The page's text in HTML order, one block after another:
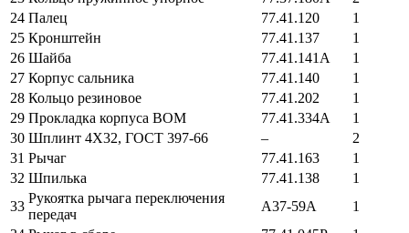
24 Палец 77.41.120
1
25 Кронштейн 77.41.137
1
26 Шайба 77.41.141А
1
27 Корпус сальника 77.41.140
1
28 Кольцо резиновое 77.41.202
1
29 Прокладка корпуса ВОМ 77.41.334А
1
30 Шплинт 4Х32, ГОСТ 397-66 –
2
31 Рычаг 77.41.163
1
32 Шпилька 77.41.138
1
33
Рукоятка рычага переключения
передач
А37-59А
1